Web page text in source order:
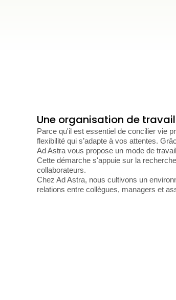
Une organisation de
Parce qu'il est essentiel de concilier vie
flexibilité qui s’adapte à vos attentes.
Ad Astra vous propose un mode de
Cette démarche s'appuie sur la
collaborateurs.
Chez Ad Astra, nous cultivons un
relations entre collègues, managers et